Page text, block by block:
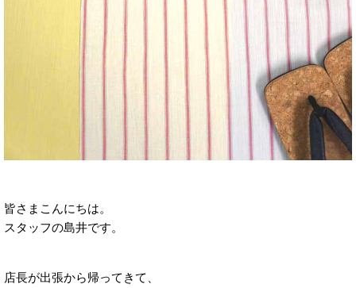
皆さまこんにちは。
スタッフの島井です。
店長が出張から帰ってきて、